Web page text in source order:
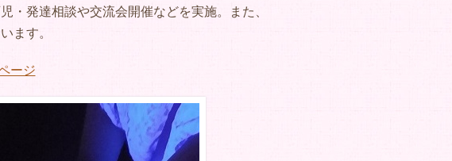
・発達相談や交流会開催などを実施。また、
ます。
ージ